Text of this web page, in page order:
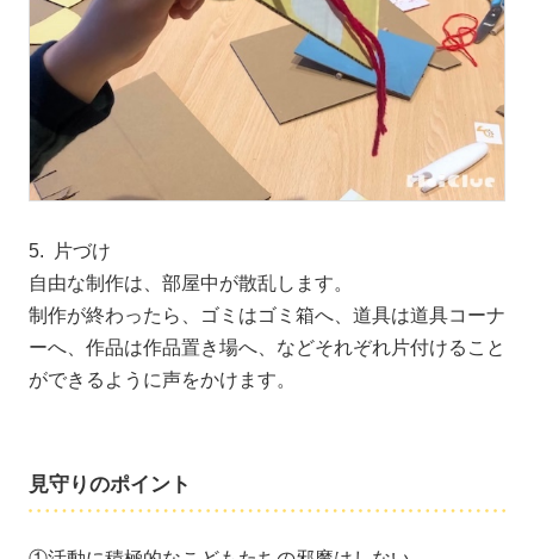
5. 片づけ
自由な制作は、部屋中が散乱します。
制作が終わったら、ゴミはゴミ箱へ、道具は道具コーナ
ーへ、作品は作品置き場へ、などそれぞれ片付けること
ができるように声をかけます。
見守りのポイント